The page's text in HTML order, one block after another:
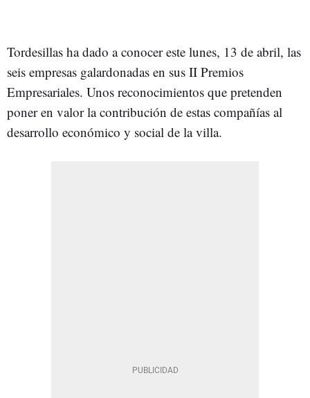
Tordesillas ha dado a conocer este lunes, 13 de abril, las
seis empresas galardonadas en sus II Premios
Empresariales. Unos reconocimientos que pretenden
poner en valor la contribución de estas compañías al
desarrollo económico y social de la villa.